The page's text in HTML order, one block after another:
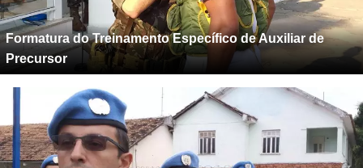
Formatura do Treinamento Específico de Auxiliar de
Precursor